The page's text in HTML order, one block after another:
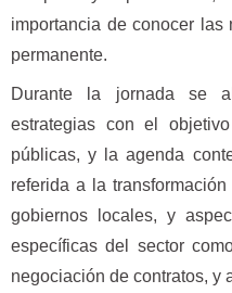
importancia de conocer las
permanente.
Durante la jornada se
estrategias con el
públicas, y la agenda
referida a la
gobiernos locales, y
específicas del sector
negociación de contratos, y